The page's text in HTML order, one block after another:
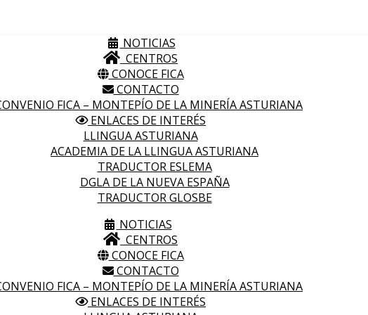
NOTICIAS
CENTROS
CONOCE FICA
CONTACTO
FICA – MONTEPÍO DE LA MINERÍA ASTURIANA
ENLACES DE INTERÉS
LLINGUA ASTURIANA
ACADEMIA DE LA LLINGUA ASTURIANA
TRADUCTOR ESLEMA
DGLA DE LA NUEVA ESPAÑA
TRADUCTOR GLOSBE
NOTICIAS
CENTROS
CONOCE FICA
CONTACTO
FICA – MONTEPÍO DE LA MINERÍA ASTURIANA
ENLACES DE INTERÉS